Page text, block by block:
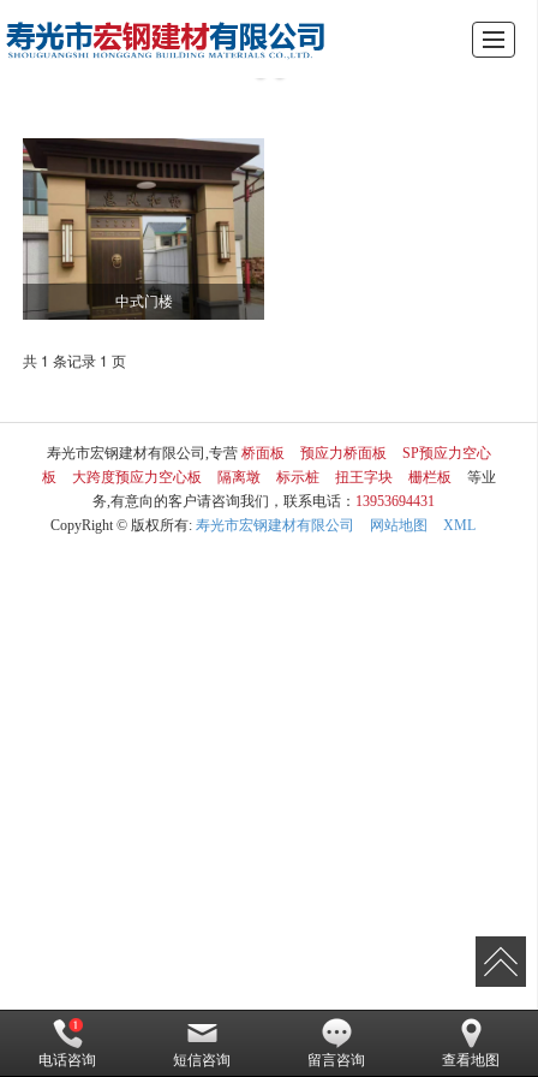
中式门楼
共 1 条记录 1 页
寿光市宏钢建材有限公司,专营 桥面板 预应力桥面板
SP预应力空心
板
大跨度预应力空心板 隔离墩 标示桩 扭王字块 栅栏板
等业
务,有意向的客户请咨询我们，联系电话： 13953694431
CopyRight © 版权所有: 寿光市宏钢建材有限公司 网站地图 XML
电话咨询 短信咨询 留言咨询 查看地图